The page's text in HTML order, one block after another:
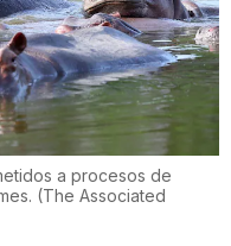
a procesos de
(The Associated